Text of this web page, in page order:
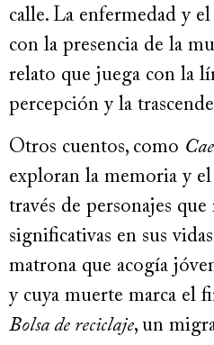
calle. La enfermedad y
con la presencia de la
relato que juega con la
percepción y la
Otros cuentos, como
exploran la memoria y el
través de personajes
significativas en sus
matrona que acogía
y cuya muerte marca el
Bolsa de reciclaje, un